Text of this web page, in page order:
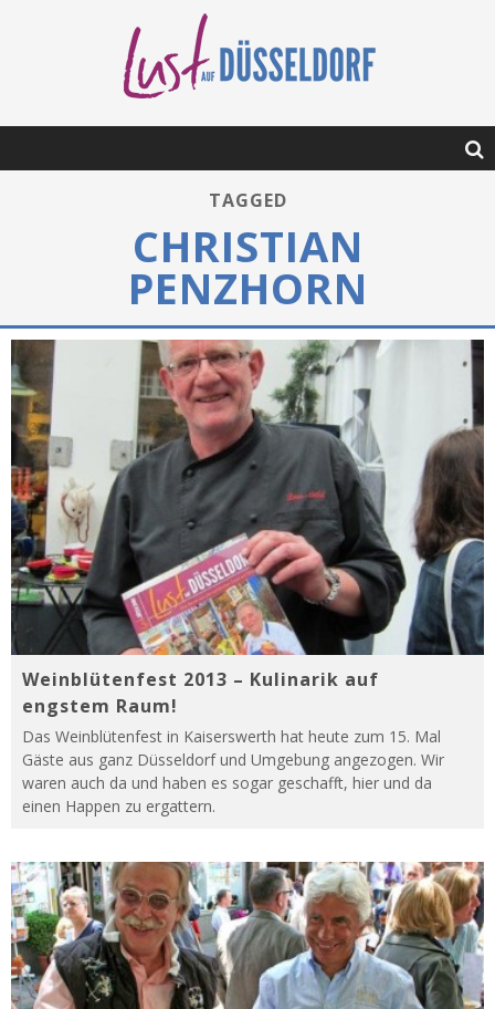
TAGGED
CHRISTIAN
PENZHORN
Weinblütenfest 2013 – Kulinarik auf
engstem Raum!
Das Weinblütenfest in Kaiserswerth hat heute zum 15. Mal
Gäste aus ganz Düsseldorf und Umgebung angezogen. Wir
waren auch da und haben es sogar geschafft, hier und da
einen Happen zu ergattern.